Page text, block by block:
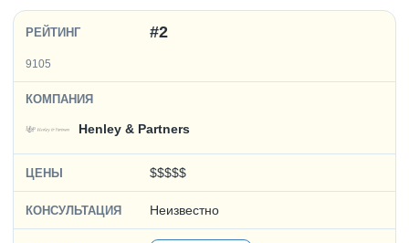
#2
9105
Henley & Partners
$$$$$
Неизвестно